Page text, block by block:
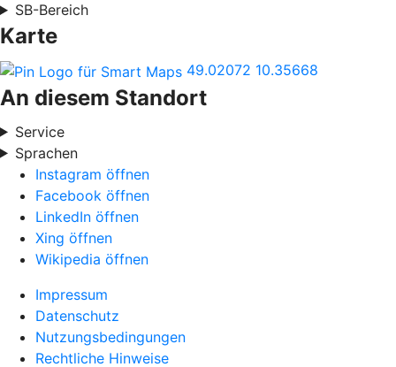
SB-Bereich
Karte
49.02072 10.35668
An diesem Standort
Service
Sprachen
Instagram öffnen
Facebook öffnen
LinkedIn öffnen
Xing öffnen
Wikipedia öffnen
Impressum
Datenschutz
Nutzungsbedingungen
Rechtliche Hinweise